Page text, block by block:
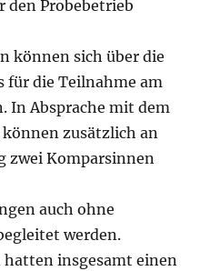
den Probebetrieb
können sich über die
für die Teilnahme am
In Absprache mit dem
zusätzlich an
zwei Komparsinnen
auch ohne
werden.
hatten insgesamt einen